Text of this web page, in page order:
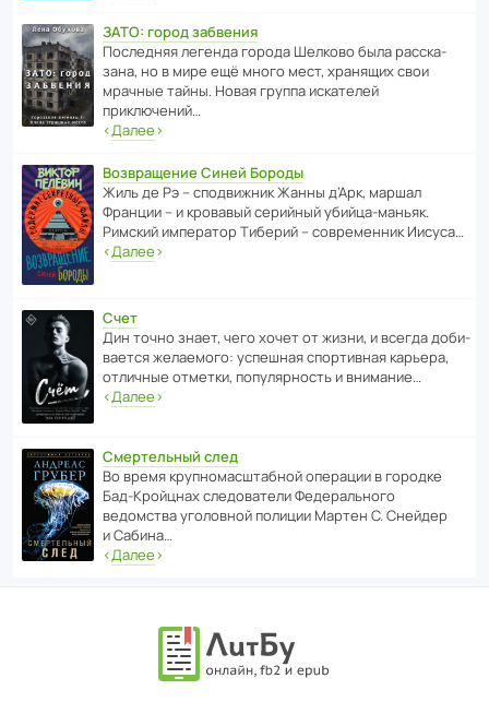
ЗАТО: город забвения
После­дняя легенда города Шелково была расска­
зана, но в мире ещё много мест, хранящих свои
мрачные тайны. Новая группа иска­телей
приключений…
‹Далее›
Возвращение Синей Бороды
Жиль де Рэ – спод­ви­жник Жанны д’Арк, маршал
Франции – и кровавый серийный убийца-маньяк.
Римский импе­ратор Тиберий – совре­менник Иисуса…
‹Далее›
Счет
Дин точно знает, чего хочет от жизни, и всегда доби­
ва­ется жела­е­мого: успе­шная спор­ти­вная карьера,
отли­чные отметки, попу­ля­р­ность и внимание…
‹Далее›
Смертельный след
Во время круп­но­мас­ш­та­бной операции в городке
Бад‑Крой­цнах следо­ва­тели Феде­раль­ного
ведомства уголо­вной полиции Мартен С. Снейдер
и Сабина…
‹Далее›